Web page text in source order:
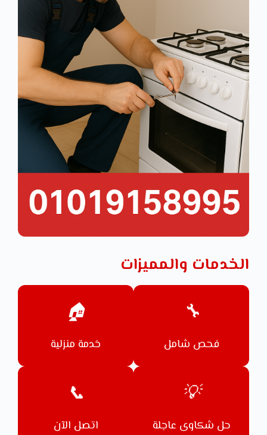
الخدمات والمميزات
🔧
فحص شامل
🏠
خدمة منزلية
💡
حل شكاوى عاجلة
📞
اتصل الآن